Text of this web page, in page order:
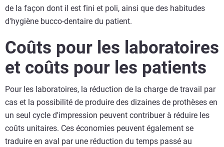
de la façon dont il est fini et poli, ainsi que des habitudes
d'hygiène bucco-dentaire du patient.
Coûts pour les laboratoires
et coûts pour les patients
Pour les laboratoires, la réduction de la charge de travail par
cas et la possibilité de produire des dizaines de prothèses en
un seul cycle d'impression peuvent contribuer à réduire les
coûts unitaires. Ces économies peuvent également se
traduire en aval par une réduction du temps passé au